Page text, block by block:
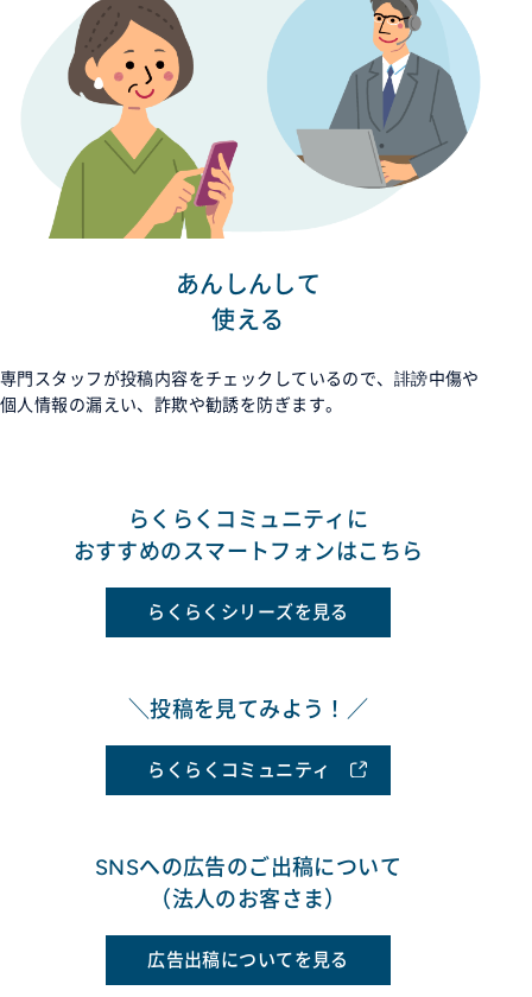
あんしんして
使える
専門スタッフが投稿内容をチェックしているので、誹謗中傷や
個人情報の漏えい、詐欺や勧誘を防ぎます。
らくらくコミュニティに
おすすめのスマートフォンはこちら
らくらくシリーズを見る
＼投稿を見てみよう！／
らくらくコミュニティ
SNSへの広告のご出稿について
（法人のお客さま）
広告出稿についてを見る